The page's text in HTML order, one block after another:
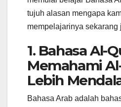
tujuh alasan mengapa
mempelajarinya sekarang
1. Bahasa Al-
Memahami
Lebih
Bahasa Arab adalah